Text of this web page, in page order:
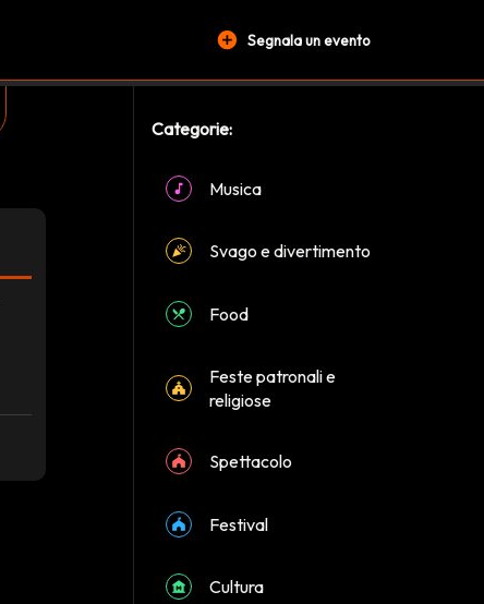
add_circle Segnala un evento
Categorie:
Musica
Svago e divertimento
Food
Feste patronali e
religiose
Spettacolo
Festival
Cultura